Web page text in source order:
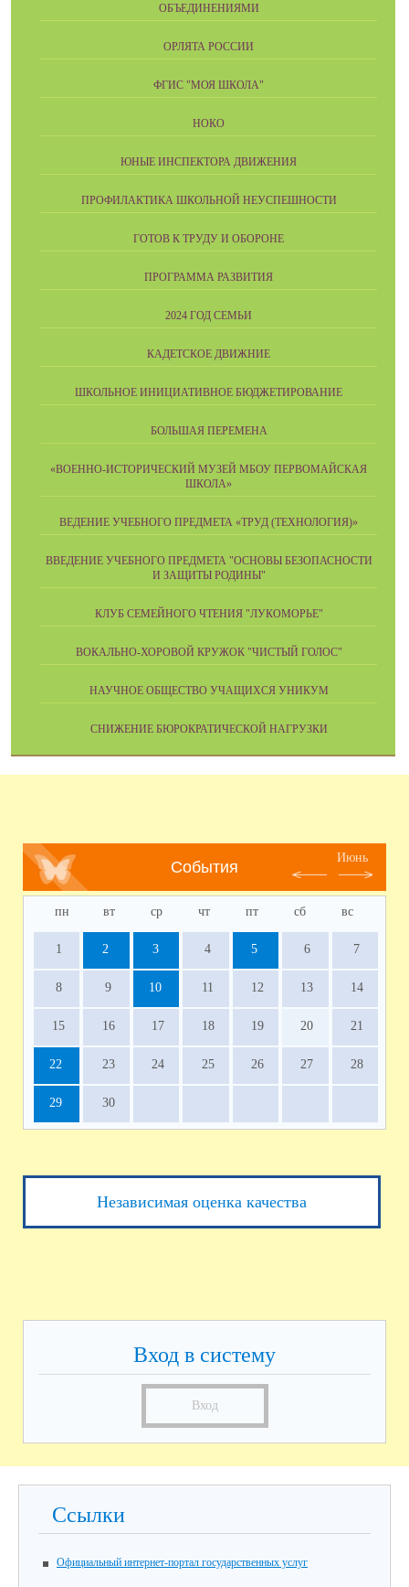
ОБЪЕДИНЕНИЯМИ
ОРЛЯТА РОССИИ
ФГИС "МОЯ ШКОЛА"
НОКО
ЮНЫЕ ИНСПЕКТОРА ДВИЖЕНИЯ
ПРОФИЛАКТИКА ШКОЛЬНОЙ НЕУСПЕШНОСТИ
ГОТОВ К ТРУДУ И ОБОРОНЕ
ПРОГРАММА РАЗВИТИЯ
2024 ГОД СЕМЬИ
КАДЕТСКОЕ ДВИЖНИЕ
ШКОЛЬНОЕ ИНИЦИАТИВНОЕ БЮДЖЕТИРОВАНИЕ
БОЛЬШАЯ ПЕРЕМЕНА
«ВОЕННО-ИСТОРИЧЕСКИЙ МУЗЕЙ МБОУ ПЕРВОМАЙСКАЯ
ШКОЛА»
ВЕДЕНИЕ УЧЕБНОГО ПРЕДМЕТА «ТРУД (ТЕХНОЛОГИЯ)»
ВВЕДЕНИЕ УЧЕБНОГО ПРЕДМЕТА "ОСНОВЫ БЕЗОПАСНОСТИ
И ЗАЩИТЫ РОДИНЫ"
КЛУБ СЕМЕЙНОГО ЧТЕНИЯ "ЛУКОМОРЬЕ"
ВОКАЛЬНО-ХОРОВОЙ КРУЖОК "ЧИСТЫЙ ГОЛОС"
НАУЧНОЕ ОБЩЕСТВО УЧАЩИХСЯ УНИКУМ
СНИЖЕНИЕ БЮРОКРАТИЧЕСКОЙ НАГРУЗКИ
События
Июнь
пн вт ср чт пт сб вс
1 2 3 4 5 6 7
8 9 10 11 12 13 14
15 16 17 18 19 20 21
22 23 24 25 26 27 28
29 30
Независимая оценка качества
Вход в систему
Вход
Ссылки
Официальный интернет-портал государственных услуг